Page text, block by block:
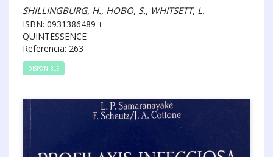
SHILLINGBURG, H., HOBO, S., WHITSETT, L.
ISBN: 0931386489
QUINTESSENCE
Referencia: 263
DISPONIBLE